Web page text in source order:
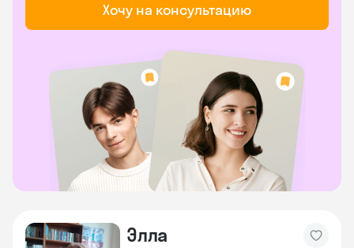
Хочу на консультацию
Элла